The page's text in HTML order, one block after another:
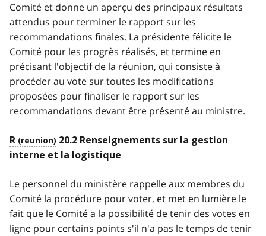
Comité et donne un aperçu des principaux résultats
attendus pour terminer le rapport sur les
recommandations finales. La présidente félicite le
Comité pour les progrès réalisés, et termine en
précisant l'objectif de la réunion, qui consiste à
procéder au vote sur toutes les modifications
proposées pour finaliser le rapport sur les
recommandations devant être présenté au ministre.
R
20.2 Renseignements sur la gestion
interne et la logistique
Le personnel du ministère rappelle aux membres du
Comité la procédure pour voter, et met en lumière le
fait que le Comité a la possibilité de tenir des votes en
ligne pour certains points s'il n'a pas le temps de tenir